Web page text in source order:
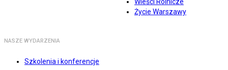
Życie Warszawy
NASZE WYDARZENIA
Szkolenia i konferencje